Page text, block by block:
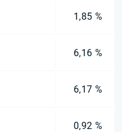
1,85 %
6,16 %
6,17 %
0,92 %